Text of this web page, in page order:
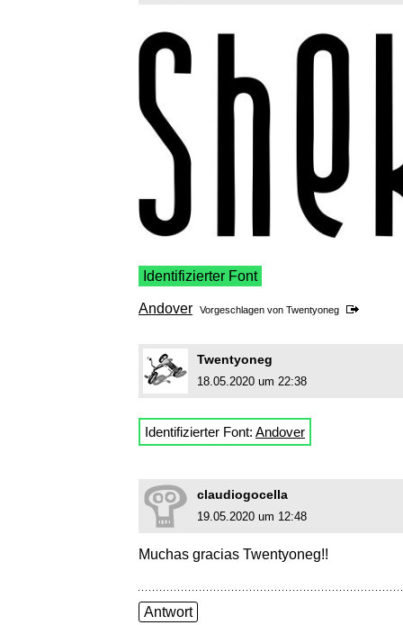
Identifizierter Font
Andover Vorgeschlagen von Twentyoneg
Twentyoneg
18.05.2020 um 22:38
Identifizierter Font: Andover
claudiogocella
19.05.2020 um 12:48
Muchas gracias Twentyoneg!!
Antwort